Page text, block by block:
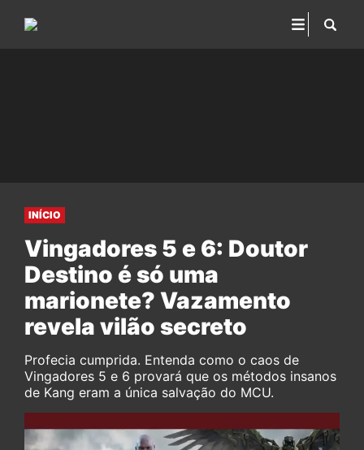
INÍCIO
Vingadores 5 e 6: Doutor
Destino é só uma
marionete? Vazamento
revela vilão secreto
Profecia cumprida. Entenda como o caos de
Vingadores 5 e 6 provará que os métodos insanos
de Kang eram a única salvação do MCU.